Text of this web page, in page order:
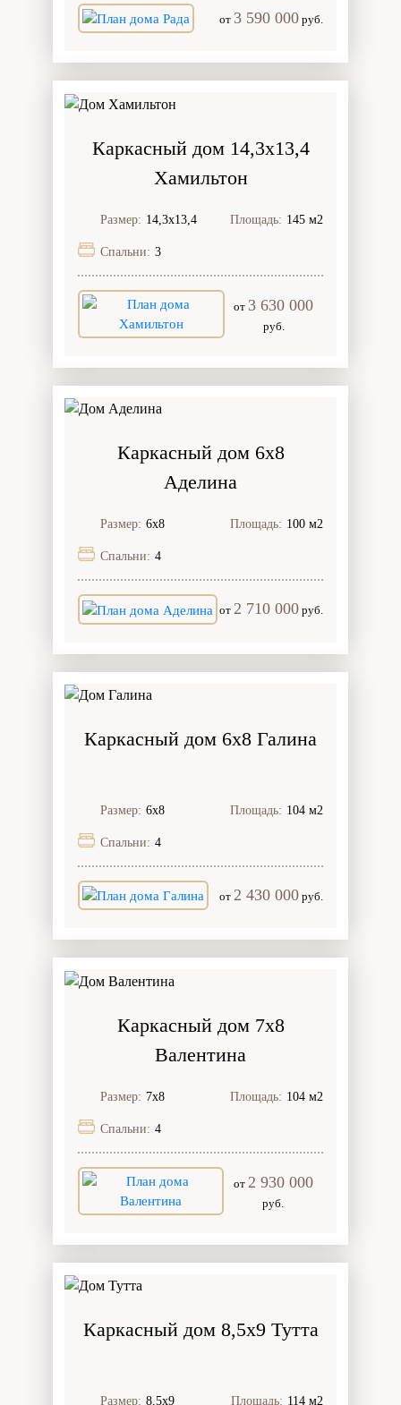
от 3 590 000 руб.
Каркасный дом 14,3х13,4
Хамильтон
Размер: 14,3х13,4 Площадь: 145 м2
Спальни: 3
от 3 630 000
руб.
Каркасный дом 6х8
Аделина
Размер: 6х8 Площадь: 100 м2
Спальни: 4
от 2 710 000 руб.
Каркасный дом 6х8 Галина
Размер: 6х8 Площадь: 104 м2
Спальни: 4
от 2 430 000 руб.
Каркасный дом 7х8
Валентина
Размер: 7х8 Площадь: 104 м2
Спальни: 4
от 2 930 000
руб.
Каркасный дом 8,5х9 Тутта
Размер: 8,5х9 Площадь: 114 м2